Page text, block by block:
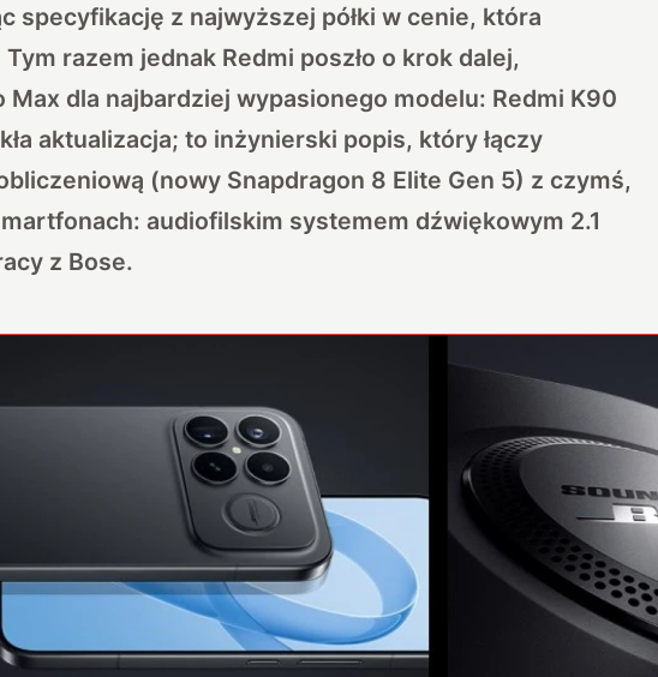
specyfikację z najwyższej półki w cenie, która
razem jednak Redmi poszło o krok dalej,
dla najbardziej wypasionego modelu: Redmi K90
aktualizacja; to inżynierski popis, który łączy
(nowy Snapdragon 8 Elite Gen 5) z czymś,
audiofilskim systemem dźwiękowym 2.1
z Bose.